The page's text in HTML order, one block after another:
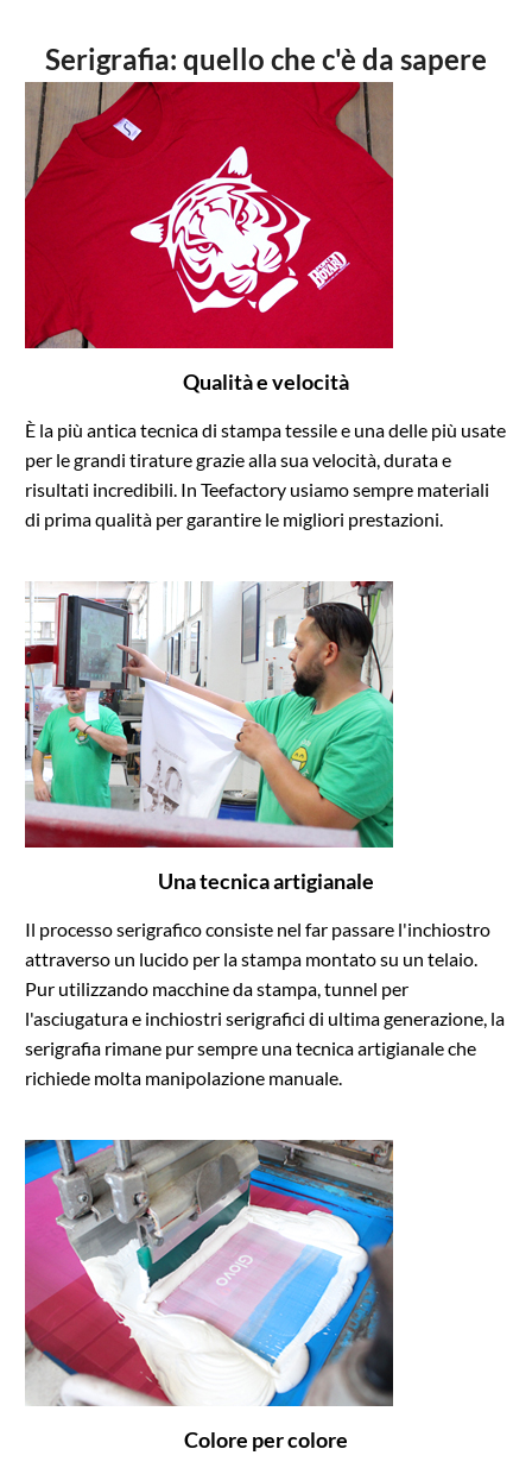
Serigrafia: quello che c'è da sapere
Qualità e velocità
È la più antica tecnica di stampa tessile e una delle più usate
per le grandi tirature grazie alla sua velocità, durata e
risultati incredibili. In Teefactory usiamo sempre materiali
di prima qualità per garantire le migliori prestazioni.
Una tecnica artigianale
Il processo serigrafico consiste nel far passare l'inchiostro
attraverso un lucido per la stampa montato su un telaio.
Pur utilizzando macchine da stampa, tunnel per
l'asciugatura e inchiostri serigrafici di ultima generazione, la
serigrafia rimane pur sempre una tecnica artigianale che
richiede molta manipolazione manuale.
Colore per colore